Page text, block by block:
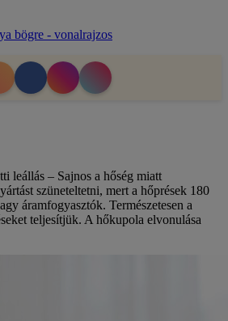
bögre - vonalrajzos
leállás – Sajnos a hőség miatt
szüneteltetni, mert a hőprések 180
áramfogyasztók. Természetesen a
teljesítjük. A hőkupola elvonulása